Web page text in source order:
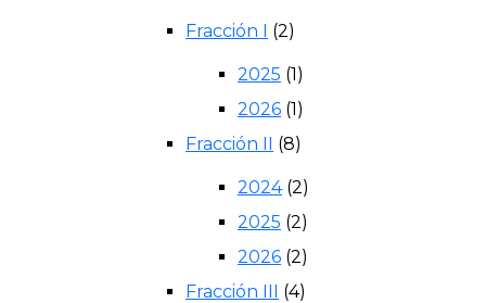
Fracción I (2)
2025 (1)
2026 (1)
Fracción II (8)
2024(2)
2025 (2)
2026 (2)
Fracción III (4)